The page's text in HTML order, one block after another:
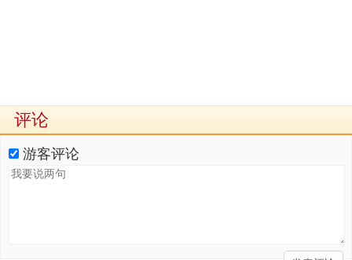
评论
游客评论